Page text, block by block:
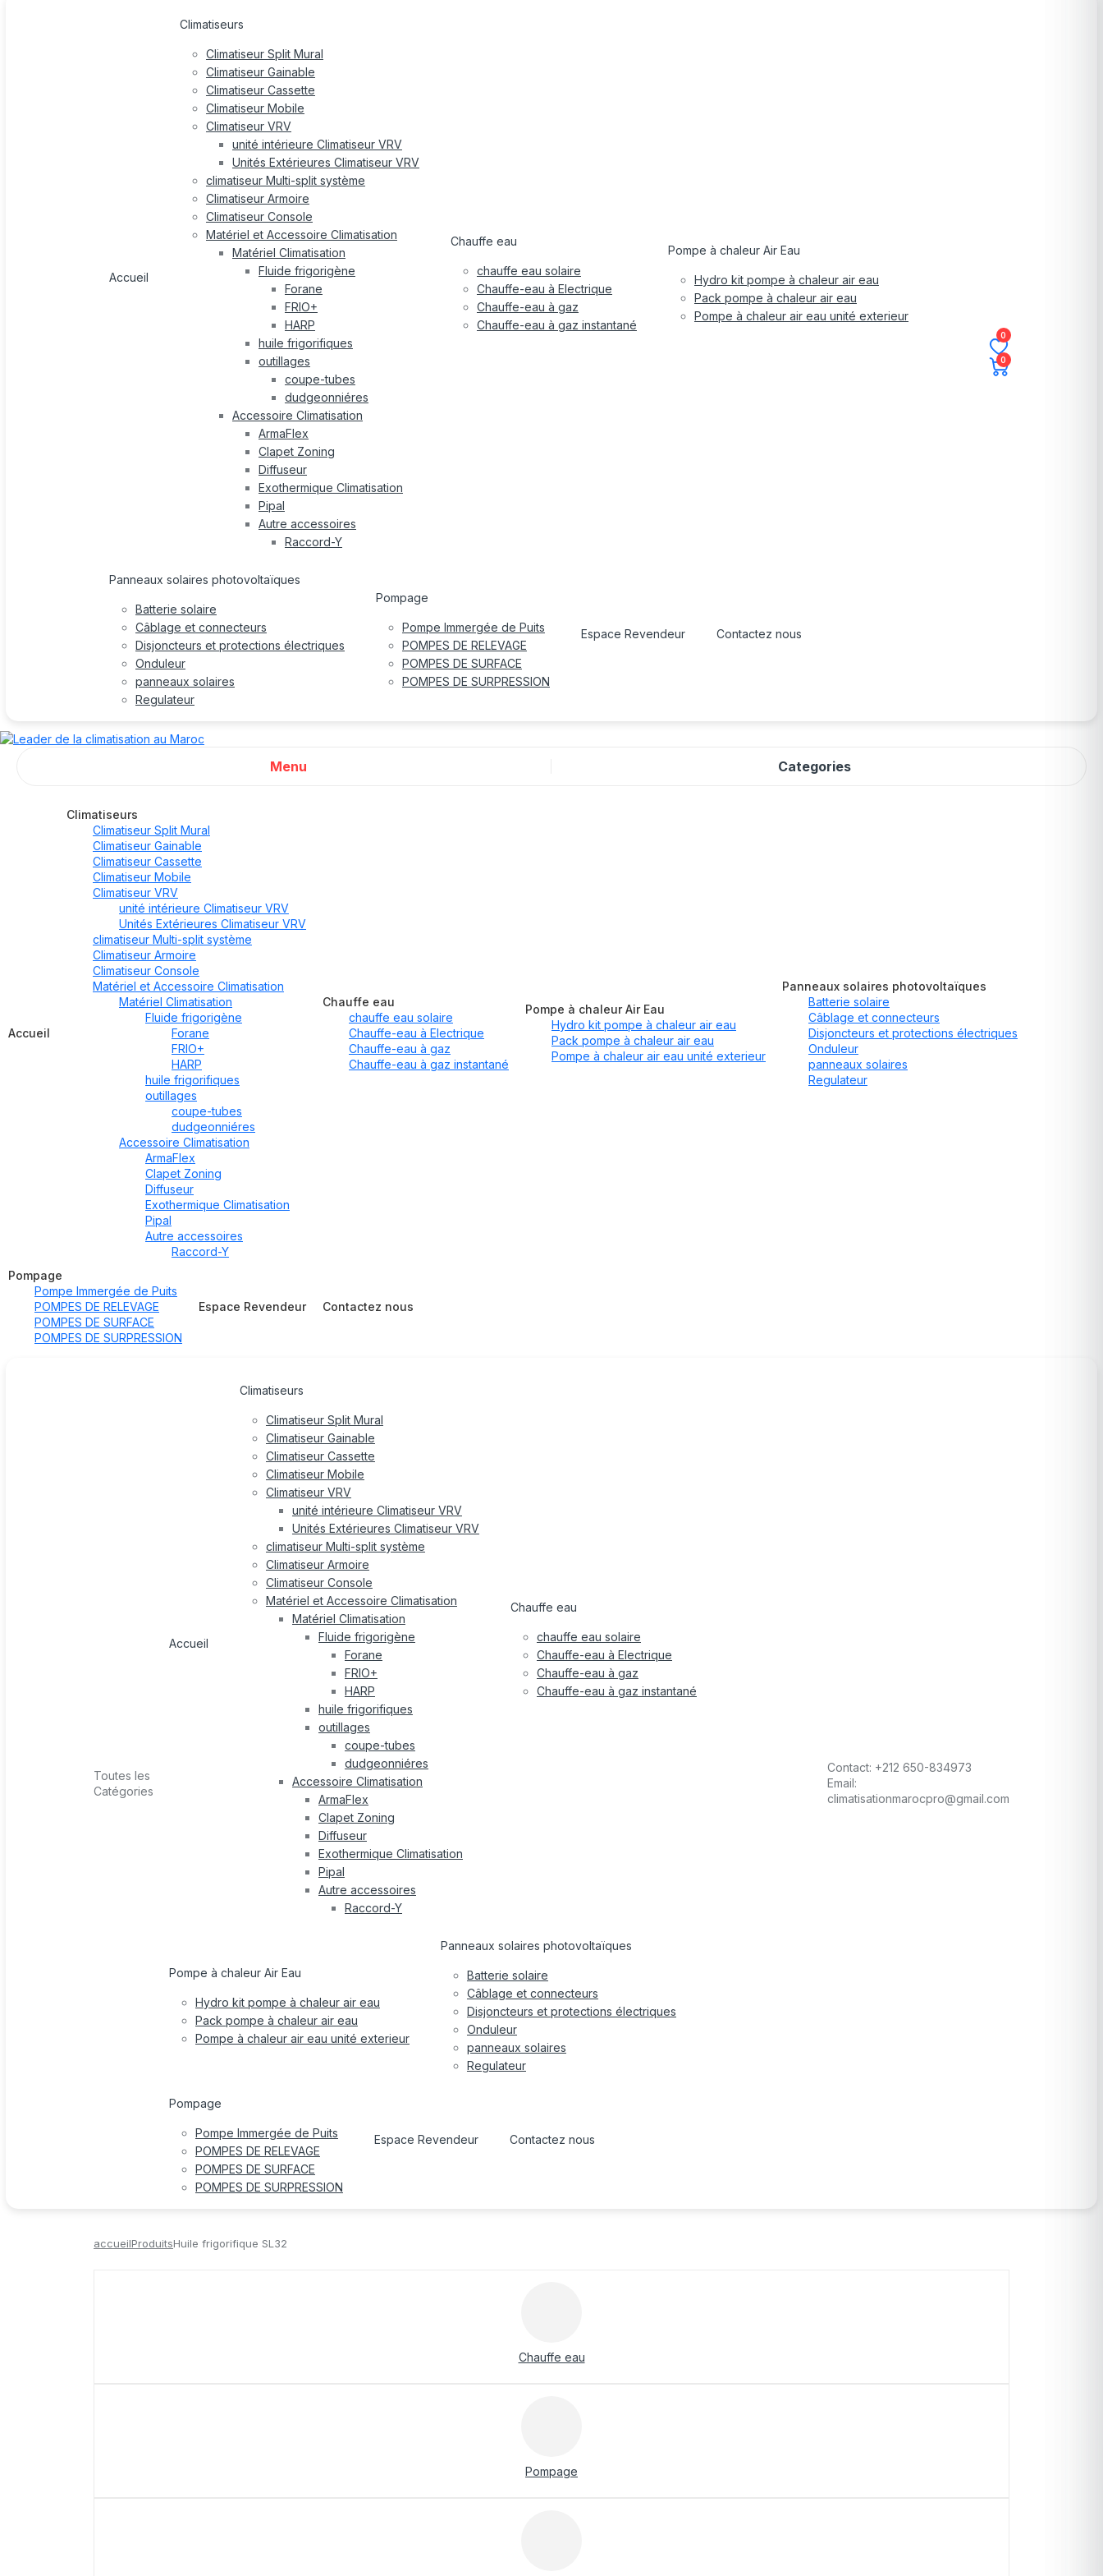
Accueil
Climatiseurs
Climatiseur Split Mural
Climatiseur Gainable
Climatiseur Cassette
Climatiseur Mobile
Climatiseur VRV
unité intérieure Climatiseur VRV
Unités Extérieures Climatiseur VRV
climatiseur Multi-split système
Climatiseur Armoire
Climatiseur Console
Matériel et Accessoire Climatisation
Matériel Climatisation
Fluide frigorigène
Forane
FRIO+
HARP
huile frigorifiques
outillages
coupe-tubes
dudgeonniéres
Accessoire Climatisation
ArmaFlex
Clapet Zoning
Diffuseur
Exothermique Climatisation
Pipal
Autre accessoires
Raccord-Y
Chauffe eau
chauffe eau solaire
Chauffe-eau à Electrique
Chauffe-eau à gaz
Chauffe-eau à gaz instantané
Pompe à chaleur Air Eau
Hydro kit pompe à chaleur air eau
Pack pompe à chaleur air eau
Pompe à chaleur air eau unité exterieur
Panneaux solaires photovoltaïques
Batterie solaire
Câblage et connecteurs
Disjoncteurs et protections électriques
Onduleur
panneaux solaires
Regulateur
Pompage
Pompe Immergée de Puits
POMPES DE RELEVAGE
POMPES DE SURFACE
POMPES DE SURPRESSION
Espace Revendeur Contactez nous
0
0
Menu Categories
Accueil
Climatiseurs
Climatiseur Split Mural
Climatiseur Gainable
Climatiseur Cassette
Climatiseur Mobile
Climatiseur VRV
unité intérieure Climatiseur VRV
Unités Extérieures Climatiseur VRV
climatiseur Multi-split système
Climatiseur Armoire
Climatiseur Console
Matériel et Accessoire Climatisation
Matériel Climatisation
Fluide frigorigène
Forane
FRIO+
HARP
huile frigorifiques
outillages
coupe-tubes
dudgeonniéres
Accessoire Climatisation
ArmaFlex
Clapet Zoning
Diffuseur
Exothermique Climatisation
Pipal
Autre accessoires
Raccord-Y
Chauffe eau
chauffe eau solaire
Chauffe-eau à Electrique
Chauffe-eau à gaz
Chauffe-eau à gaz instantané
Pompe à chaleur Air Eau
Hydro kit pompe à chaleur air eau
Pack pompe à chaleur air eau
Pompe à chaleur air eau unité exterieur
Panneaux solaires photovoltaïques
Batterie solaire
Câblage et connecteurs
Disjoncteurs et protections électriques
Onduleur
panneaux solaires
Regulateur
Pompage
Pompe Immergée de Puits
POMPES DE RELEVAGE
POMPES DE SURFACE
POMPES DE SURPRESSION
Espace Revendeur Contactez nous
Toutes les
Catégories
Accueil
Climatiseurs
Climatiseur Split Mural
Climatiseur Gainable
Climatiseur Cassette
Climatiseur Mobile
Climatiseur VRV
unité intérieure Climatiseur VRV
Unités Extérieures Climatiseur VRV
climatiseur Multi-split système
Climatiseur Armoire
Climatiseur Console
Matériel et Accessoire Climatisation
Matériel Climatisation
Fluide frigorigène
Forane
FRIO+
HARP
huile frigorifiques
outillages
coupe-tubes
dudgeonniéres
Accessoire Climatisation
ArmaFlex
Clapet Zoning
Diffuseur
Exothermique Climatisation
Pipal
Autre accessoires
Raccord-Y
Chauffe eau
chauffe eau solaire
Chauffe-eau à Electrique
Chauffe-eau à gaz
Chauffe-eau à gaz instantané
Pompe à chaleur Air Eau
Hydro kit pompe à chaleur air eau
Pack pompe à chaleur air eau
Pompe à chaleur air eau unité exterieur
Panneaux solaires photovoltaïques
Batterie solaire
Câblage et connecteurs
Disjoncteurs et protections électriques
Onduleur
panneaux solaires
Regulateur
Pompage
Pompe Immergée de Puits
POMPES DE RELEVAGE
POMPES DE SURFACE
POMPES DE SURPRESSION
Espace Revendeur Contactez nous
Contact: +212 650-834973
Email:
climatisationmarocpro@gmail.com
accueilProduitsHuile frigorifique SL32
Chauffe eau
Pompage